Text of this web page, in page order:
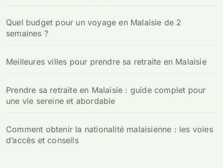
Quel budget pour un voyage en Malaisie de 2
semaines ?
Meilleures villes pour prendre sa retraite en Malaisie
Prendre sa retraite en Malaisie : guide complet pour
une vie sereine et abordable
Comment obtenir la nationalité malaisienne : les voies
d’accès et conseils